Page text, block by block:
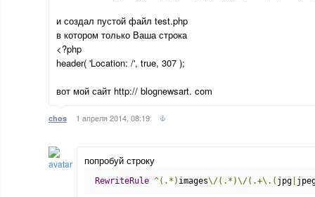
и создал пустой файл test.php
в котором только Ваша строка
<?php
header( 'Location: /', true, 307 );
вот мой сайт http:// blognewsart. com
chos 1 апреля 2014, 08:19
попробуй строку
RewriteRule ^(.*) images\/(.*)\/(.+\.( jpg